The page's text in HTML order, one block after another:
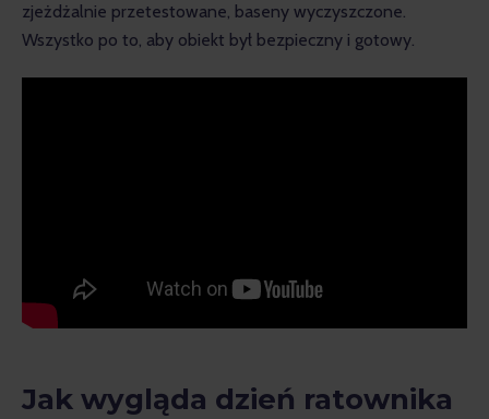
zjeżdżalnie przetestowane, baseny wyczyszczone.
Wszystko po to, aby obiekt był bezpieczny i gotowy.
Jak wygląda dzień ratownika